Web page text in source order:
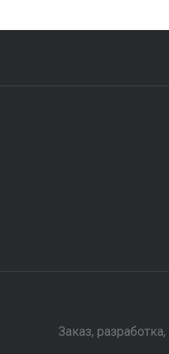
Заказ, разработка,